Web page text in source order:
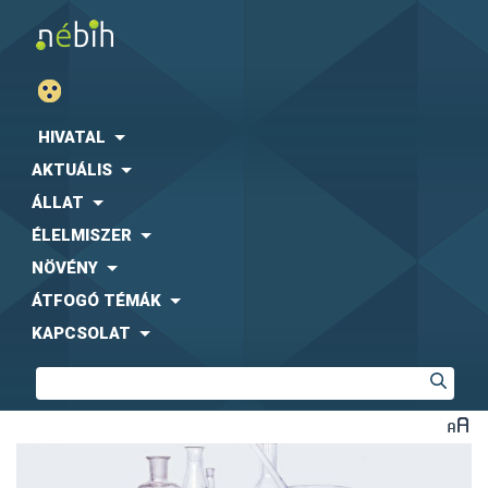
HIVATAL
AKTUÁLIS
ÁLLAT
ÉLELMISZER
NÖVÉNY
ÁTFOGÓ TÉMÁK
KAPCSOLAT